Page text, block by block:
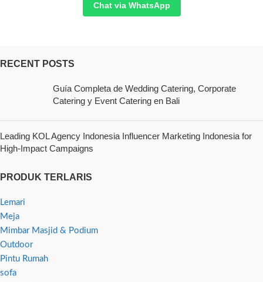
Chat via WhatsApp
RECENT POSTS
Guía Completa de Wedding Catering, Corporate
Catering y Event Catering en Bali
Leading KOL Agency Indonesia Influencer Marketing Indonesia for
High-Impact Campaigns
PRODUK TERLARIS
Lemari
Meja
Mimbar Masjid & Podium
Outdoor
Pintu Rumah
sofa